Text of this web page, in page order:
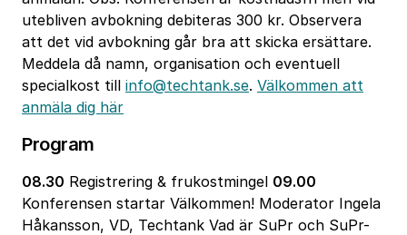
utebliven avbokning debiteras 300 kr. Observera
att det vid avbokning går bra att skicka ersättare.
Meddela då namn, organisation och eventuell
specialkost till info@techtank.se. Välkommen att
anmäla dig här
Program
08.30 Registrering & frukostmingel 09.00
Konferensen startar Välkommen! Moderator Ingela
Håkansson, VD, Techtank Vad är SuPr och SuPr-